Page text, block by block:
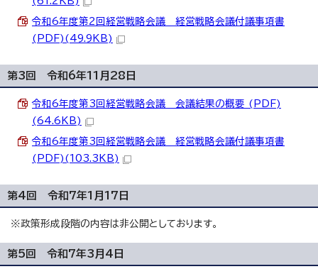
令和6年度第2回経営戦略会議 経営戦略会議付議事項書
(PDF)(49.9KB)
第3回 令和6年11月28日
令和6年度第3回経営戦略会議 会議結果の概要 (PDF)
(64.6KB)
令和6年度第3回経営戦略会議 経営戦略会議付議事項書
(PDF)(103.3KB)
第4回 令和7年1月17日
※政策形成段階の内容は非公開としております。
第5回 令和7年3月4日